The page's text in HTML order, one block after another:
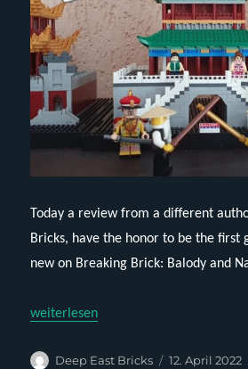
Today a review from a different
Bricks, have the honor to be the first
new on Breaking Brick: Balody and
„Balody 16164 – Xian Bell Tower
weiterlesen
Autor
Deep East Bricks
Veröffentlicht
12. April 2022